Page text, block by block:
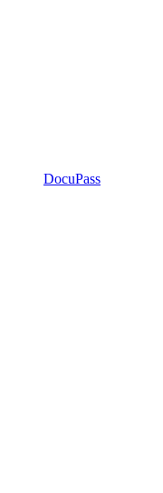
DocuPass